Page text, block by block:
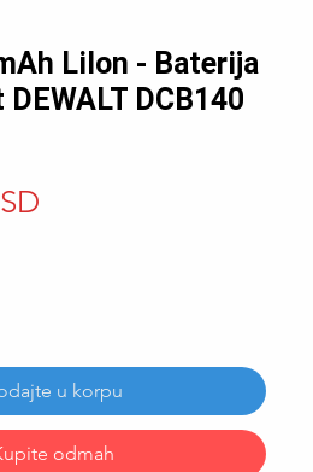
LiIon - Baterija
DCB140
u korpu
odmah